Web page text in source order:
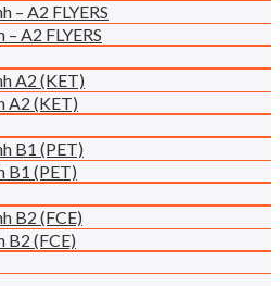
– A2 FLYERS
A2 FLYERS
A2 (KET)
A2 (KET)
B1 (PET)
B1 (PET)
B2 (FCE)
B2 (FCE)